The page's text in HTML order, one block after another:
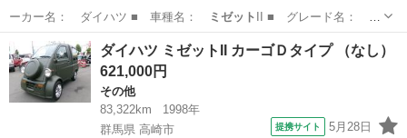
ーカー名： ダイハツ ■ 車種名： ミゼット
II ■ グレード名： カ
ーゴカスタ…
東京 小金井市
ダイハツ ミゼットII カーゴＤタイプ （なし）
621,000円
その他
83,322km
1998年
群馬県 高崎市
提携サイト 5月28日